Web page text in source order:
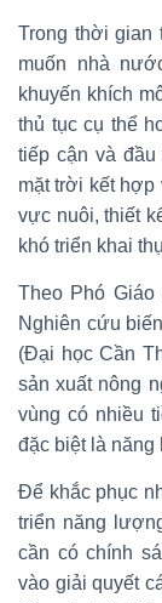
Trong thời gian
muốn nhà
khuyến khích
thủ tục cụ thể
tiếp cận và
mặt trời kết hợp
vực nuôi, thiết
khó triển khai
Theo Phó
Nghiên cứu
(Đại học Cần
sản xuất nông
vùng có nhiều
đặc biệt là
Để khắc phục
triển năng
cần có chính
vào giải quyết